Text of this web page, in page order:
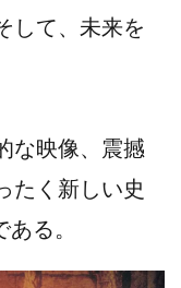
して、未来を
な映像、震撼
たく新しい史
る。